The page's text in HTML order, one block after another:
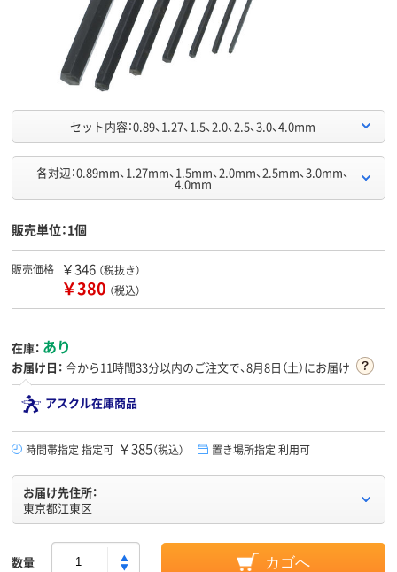
セット内容：0.89、1.27、1.5、2.0、2.5、3.0、4.0mm
各対辺：0.89mm、1.27mm、1.5mm、2.0mm、2.5mm、3.0mm、
4.0mm
販売単位：1個
販売価格 ￥346 （税抜き）
￥380 （税込）
在庫： あり
お届け日： 今から11時間33分以内のご注文で、8月8日（土）にお届け
アスクル在庫商品
時間帯指定 指定可 ￥385（税込） 置き場所指定 利用可
お届け先住所：
東京都江東区
数量 カゴへ